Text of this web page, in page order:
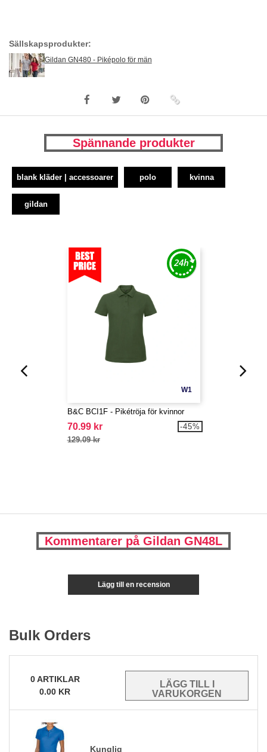
Sällskapsprodukter:
Gildan GN480 - Piképolo för män
Spännande produkter
blank kläder | accessoarer polo kvinna
gildan
W1
B&C BCI1F - Pikétröja för kvinnor
70.99 kr
129.09 kr
-45%
Kommentarer på Gildan GN48L
Lägg till en recension
Bulk Orders
0ARTIKLAR
0.00 KR
Kunglig